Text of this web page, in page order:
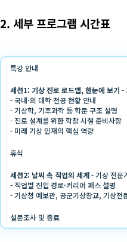
2. 세부 프로그램 시간표
특강 안내
세션1: 기상 진로 로드맵, 한눈에 보기 -
- 국내·외 대학 전공 현황 안내
- 기상학, 기후과학 등 학문 구조 설명
- 진로 설계를 위한 학창 시절 준비사항
- 미래 기상 인재의 핵심 역량
휴식
세션2: 날씨 속 직업의 세계- 기상 전문
- 직업별 진입 경로·커리어 패스 설명
- 기상청 예보관, 공군기상장교, 기상전
설문조사 및 종료